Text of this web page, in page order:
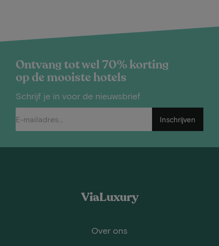
Ontvang tot wel 70% korting
op de mooiste hotels
Schrijf je in voor de nieuwsbrief
Inschrijven
ViaLuxury
Over ons